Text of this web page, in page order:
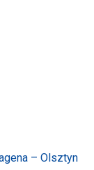
– Olsztyn